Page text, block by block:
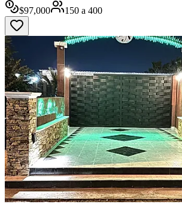
$97,000 150 a 400